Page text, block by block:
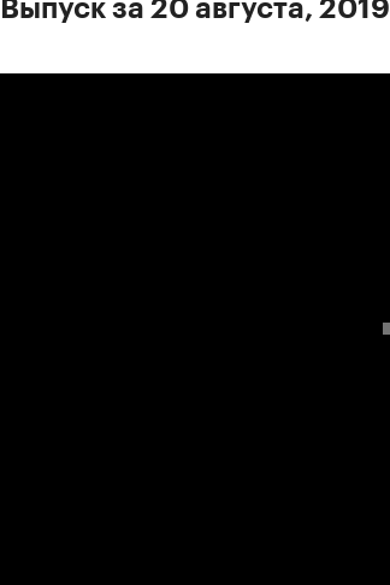
Выпуск за 20 августа, 2019